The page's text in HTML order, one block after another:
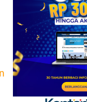
Kerja
Emirates
Detail
7
Promo
Banget
2026,
Bebelac